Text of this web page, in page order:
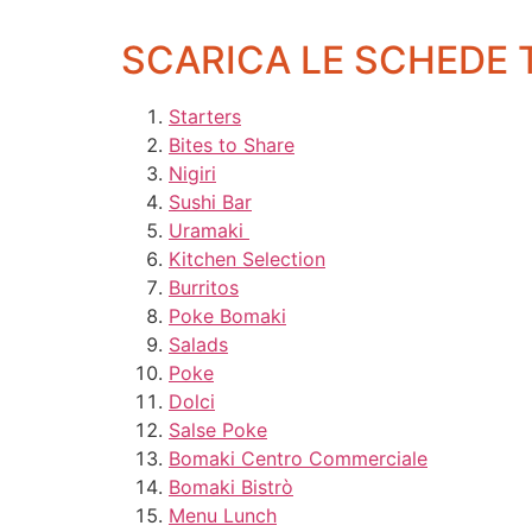
SCARICA LE SCHEDE
Starters
Bites to Share
Nigiri
Sushi Bar
Uramaki
Kitchen Selection
Burritos
Poke Bomaki
Salads
Poke
Dolci
Salse Poke
Bomaki Centro Commerciale
Bomaki Bistrò
Menu Lunch